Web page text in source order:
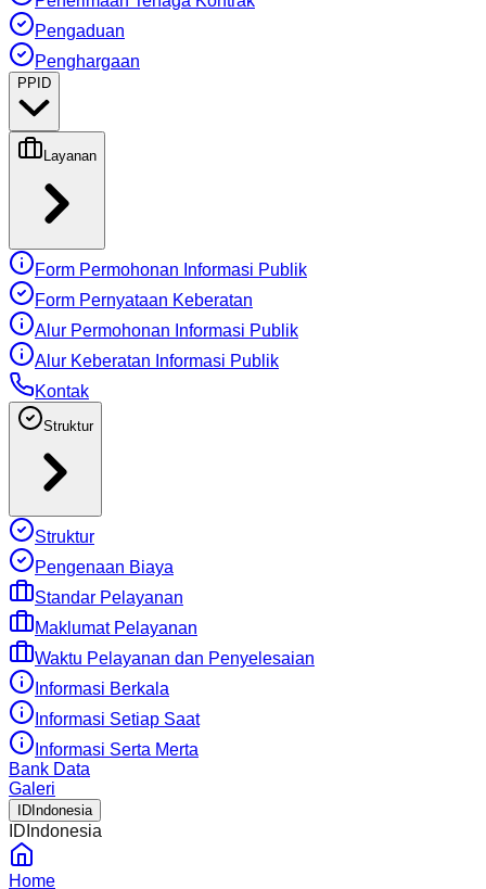
Pengaduan
Penghargaan
PPID
Layanan
Form Permohonan Informasi Publik
Form Pernyataan Keberatan
Alur Permohonan Informasi Publik
Alur Keberatan Informasi Publik
Kontak
Struktur
Struktur
Pengenaan Biaya
Standar Pelayanan
Maklumat Pelayanan
Waktu Pelayanan dan Penyelesaian
Informasi Berkala
Informasi Setiap Saat
Informasi Serta Merta
Bank Data
Galeri
ID Indonesia
ID Indonesia
Home